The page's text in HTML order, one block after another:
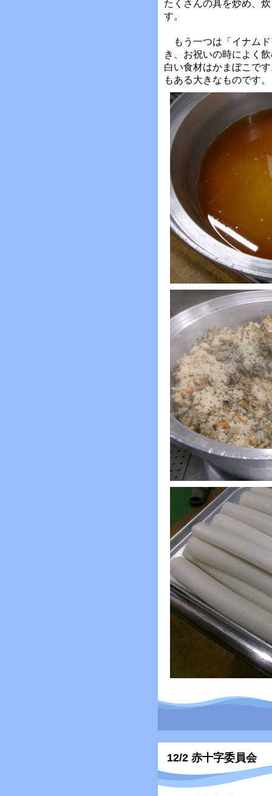
たくさんの具を炒め、
す。
もう一つは「イナムド
き、お祝いの時によく
白い食材はかまぼこで
もある大きなものです。
12/2 赤十字委員会